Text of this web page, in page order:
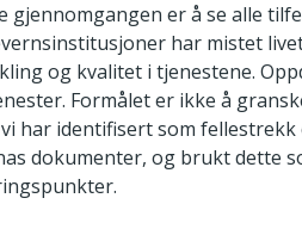
gjennomgangen er å se alle
har mistet
og kvalitet i tjenestene.
Formålet er ikke å
har identifisert som
dokumenter, og brukt dette